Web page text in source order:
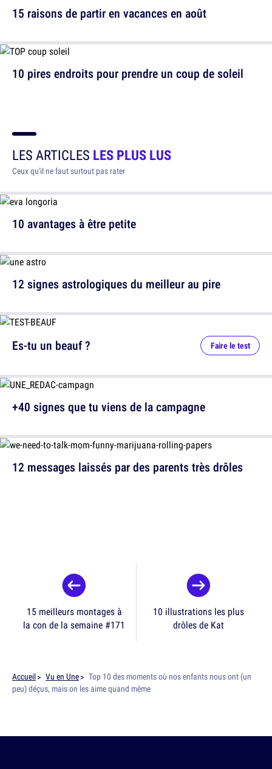
15 raisons de partir en vacances en août
10 pires endroits pour prendre un coup de soleil
LES ARTICLES LES PLUS LUS
Ceux qu'il ne faut surtout pas rater
10 avantages à être petite
12 signes astrologiques du meilleur au pire
12 messages laissés par des parents très drôles
Es-tu un beauf ? Faire le test
+40 signes que tu viens de la campagne
15 meilleurs montages à
la con de la semaine #171
10 illustrations les plus
drôles de Kat
Accueil Vu en Une
Top 10 des moments où nos enfants nous ont (un
peu) déçus, mais on les aime quand même